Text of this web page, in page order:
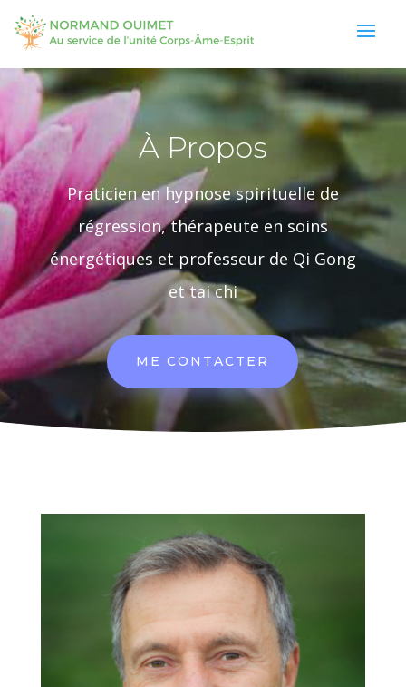
À Propos
Praticien en hypnose spirituelle de
régression, thérapeute en soins
énergétiques et professeur de Qi Gong
et tai chi
ME CONTACTER